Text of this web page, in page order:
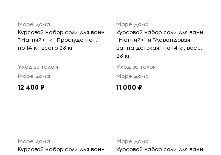
Море дома
Курсовой набор соли для ванн
"Магний+" и "Простуде нет!"
по 14 кг, всего 28 кг
Уход за телом
Море дома
12 400
Море дома
Курсовой набор соли для ванн
"Магний+" и "Лавандовая
ванна детская" по 14 кг, всего
28 кг
Уход за телом
Море дома
11 000
Море дома
Курсовой набор соли для ванн
Море дома
Курсовой набор соли для ванн